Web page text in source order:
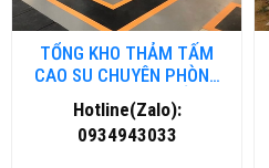
TỔNG KHO THẢM TẤM
CAO SU CHUYÊN PHÒNG
GYM- FITNESS TẠI HỒ CHÍ
MINH
Hotline(Zalo):
0934943033